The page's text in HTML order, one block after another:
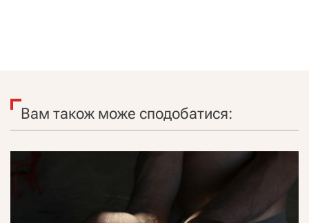
Вам також може сподобатися: